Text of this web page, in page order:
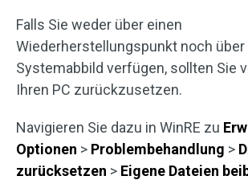
Falls Sie weder über einen
Wiederherstellungspunkt noch über
Systemabbild verfügen, sollten Sie
Ihren PC zurückzusetzen.
Navigieren Sie dazu in WinRE zu
Optionen > Problembehandlung >
zurücksetzen > Eigene Dateien